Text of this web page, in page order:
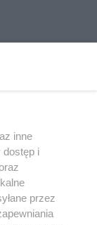
i
sposób (w
polu
w Internecie
lub
prawa, tzn.
może być ścigane
inne
dostęp i
przez